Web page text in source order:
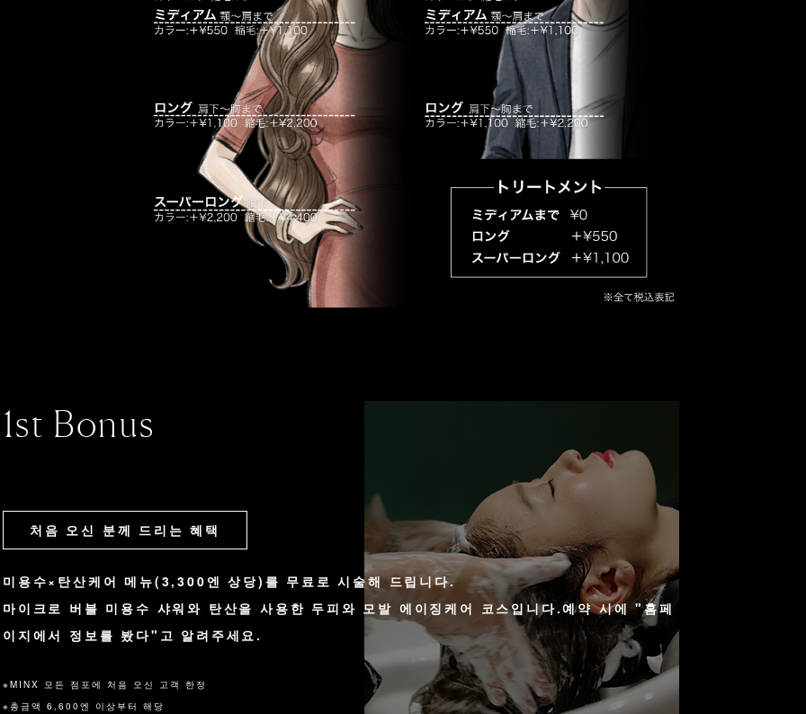
1st Bonus
처음 오신 분께 드리는 혜택
미용수×탄산케어 메뉴(3,300엔 상당)를 무료로 시술해 드립니다.
마이크로 버블 미용수 샤워와 탄산을 사용한 두피와 모발 에이징케어 코스입니다.예약 시에 "홈페
이지에서 정보를 봤다"고 알려주세요.
※MINX 모든 점포에 처음 오신 고객 한정
※총금액 6,600엔 이상부터 해당